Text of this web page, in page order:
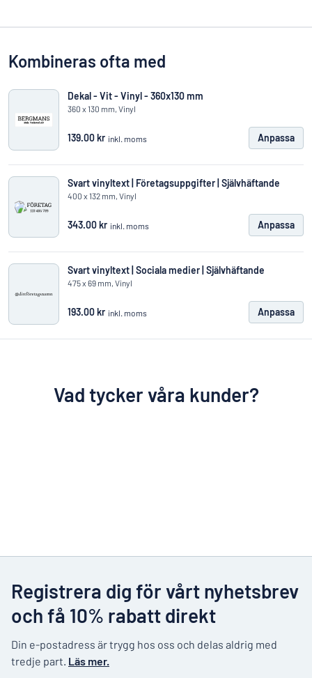
Kombineras ofta med
Dekal - Vit - Vinyl - 360x130 mm
360 x 130 mm, Vinyl
139.00 kr inkl. moms Anpassa
Svart vinyltext | Företagsuppgifter | Självhäftande
400 x 132 mm, Vinyl
343.00 kr inkl. moms Anpassa
Svart vinyltext | Sociala medier | Självhäftande
475 x 69 mm, Vinyl
193.00 kr inkl. moms Anpassa
Vad tycker våra kunder?
Registrera dig för vårt nyhetsbrev
och få 10% rabatt direkt
Din e-postadress är trygg hos oss och delas aldrig med
tredje part. Läs mer.